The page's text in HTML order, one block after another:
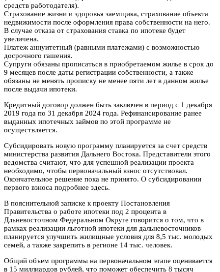
средств работодателя).
Страхование жизни и здоровья заемщика, страхование объекта
недвижимости после оформления права собственности на него.
В случае отказа от страхования ставка по ипотеке будет
увеличена.
Платеж аннуитетный (равными платежами) с возможностью
досрочного гашения.
Супруги обязаны прописаться в приобретаемом жилье в срок до
9 месяцев после даты регистрации собственности, а также
обязаны не менять прописку не менее пяти лет в данном жилье
после выдачи ипотеки.
Кредитный договор должен быть заключен в период с 1 декабря
2019 года по 31 декабря 2024 года. Рефинансирование ранее
выданных ипотечных займов по этой программе не
осуществляется.
Субсидировать новую программу планируется за счет средств
министерства развития Дальнего Востока. Представители этого
ведомства считают, что для успешной реализации проекта
необходимо, чтобы первоначальный взнос отсутствовал.
Окончательное решение пока не принято. О субсидировании
первого взноса подробнее здесь.
В пояснительной записке к проекту Постановления
Правительства о работе ипотеки под 2 процента в
Дльневосточном Федеральном Округе говорится о том, что в
рамках реализации льготной ипотеки для дальневосточников
планируется улучшить жилищные условия для 8,5 тыс. молодых
семей, а также закрепить в регионе 14 тыс. человек.
Общий объем программы на первоначальном этапе оценивается
в 15 миллиардов рублей, что поможет обеспечить 8 тысяч